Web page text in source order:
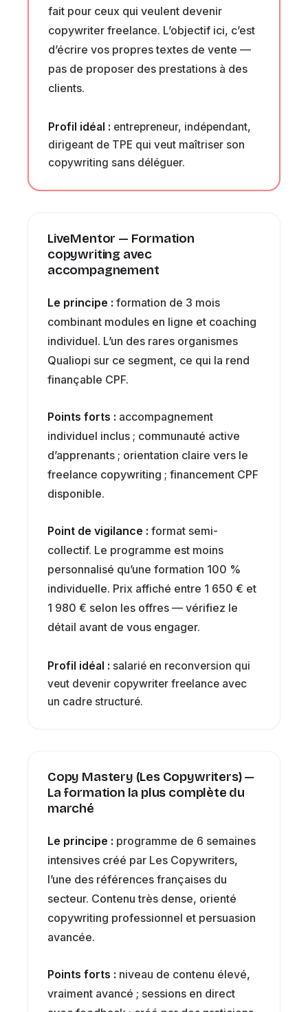
fait pour ceux qui veulent devenir
copywriter freelance. L’objectif ici, c’est
d’écrire vos propres textes de vente —
pas de proposer des prestations à des
clients.
Profil idéal : entrepreneur, indépendant,
dirigeant de TPE qui veut maîtriser son
copywriting sans déléguer.
LiveMentor — Formation
copywriting avec
accompagnement
Le principe : formation de 3 mois
combinant modules en ligne et coaching
individuel. L’un des rares organismes
Qualiopi sur ce segment, ce qui la rend
finançable CPF.
Points forts : accompagnement
individuel inclus ; communauté active
d’apprenants ; orientation claire vers le
freelance copywriting ; financement CPF
disponible.
Point de vigilance : format semi-
collectif. Le programme est moins
personnalisé qu’une formation 100 %
individuelle. Prix affiché entre 1 650 € et
1 980 € selon les offres — vérifiez le
détail avant de vous engager.
Profil idéal : salarié en reconversion qui
veut devenir copywriter freelance avec
un cadre structuré.
Copy Mastery (Les Copywriters) —
La formation la plus complète du
marché
Le principe : programme de 6 semaines
intensives créé par Les Copywriters,
l’une des références françaises du
secteur. Contenu très dense, orienté
copywriting professionnel et persuasion
avancée.
Points forts : niveau de contenu élevé,
vraiment avancé ; sessions en direct